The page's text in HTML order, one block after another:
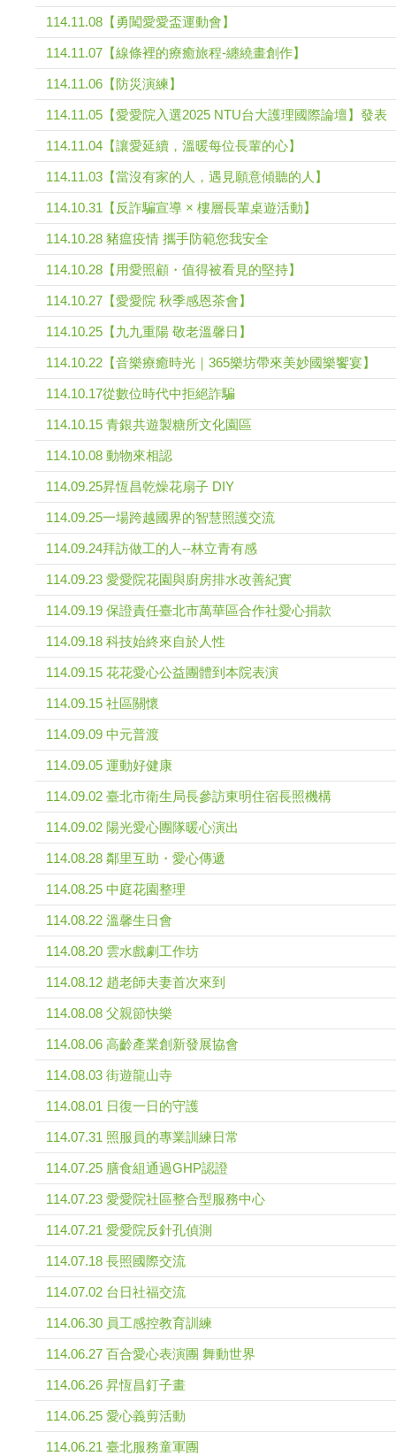
114.11.08【勇闖愛愛盃運動會】
114.11.07【線條裡的療癒旅程-纏繞畫創作】
114.11.06【防災演練】
114.11.05【愛愛院入選2025 NTU台大護理國際論壇】發表
114.11.04【讓愛延續，溫暖每位長輩的心】
114.11.03【當沒有家的人，遇見願意傾聽的人】
114.10.31【反詐騙宣導 × 樓層長輩桌遊活動】
114.10.28 豬瘟疫情 攜手防範您我安全
114.10.28【用愛照顧・值得被看見的堅持】
114.10.27【愛愛院 秋季感恩茶會】
114.10.25【九九重陽 敬老溫馨日】
114.10.22【音樂療癒時光｜365樂坊帶來美妙國樂饗宴】
114.10.17從數位時代中拒絕詐騙
114.10.15 青銀共遊製糖所文化園區
114.10.08 動物來相認
114.09.25昇恆昌乾燥花扇子 DIY
114.09.25一場跨越國界的智慧照護交流
114.09.24拜訪做工的人--林立青有感
114.09.23 愛愛院花園與廚房排水改善紀實
114.09.19 保證責任臺北市萬華區合作社愛心捐款
114.09.18 科技始終來自於人性
114.09.15 花花愛心公益團體到本院表演
114.09.15 社區關懷
114.09.09 中元普渡
114.09.05 運動好健康
114.09.02 臺北市衛生局長參訪東明住宿長照機構
114.09.02 陽光愛心團隊暖心演出
114.08.28 鄰里互助・愛心傳遞
114.08.25 中庭花園整理
114.08.22 溫馨生日會
114.08.20 雲水戲劇工作坊
114.08.12 趙老師夫妻首次來到
114.08.08 父親節快樂
114.08.06 高齡產業創新發展協會
114.08.03 街遊龍山寺
114.08.01 日復一日的守護
114.07.31 照服員的專業訓練日常
114.07.25 膳食組通過GHP認證
114.07.23 愛愛院社區整合型服務中心
114.07.21 愛愛院反針孔偵測
114.07.18 長照國際交流
114.07.02 台日社福交流
114.06.30 員工感控教育訓練
114.06.27 百合愛心表演團 舞動世界
114.06.26 昇恆昌釘子畫
114.06.25 愛心義剪活動
114.06.21 臺北服務童軍團